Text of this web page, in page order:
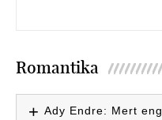
Romantika
Ady Endre: Mert